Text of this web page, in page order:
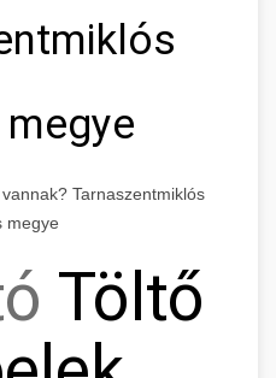
Tarnaszentmiklós
megye
Töltő